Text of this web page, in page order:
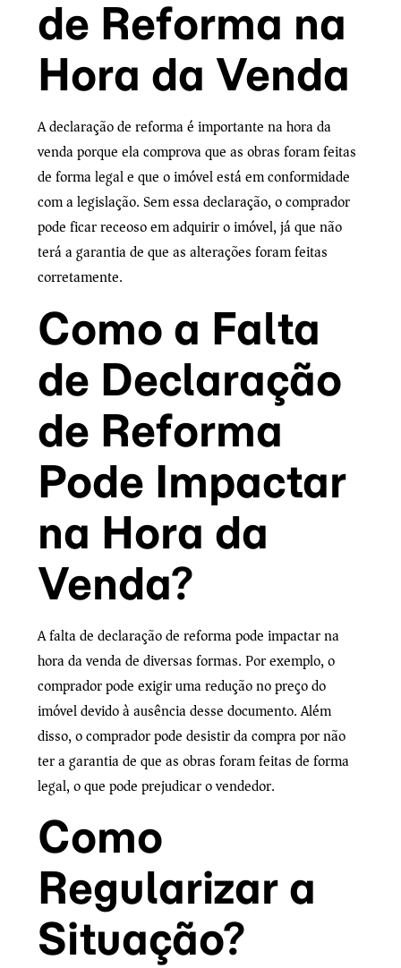
de Reforma na
Hora da Venda
A declaração de reforma é importante na hora da
venda porque ela comprova que as obras foram feitas
de forma legal e que o imóvel está em conformidade
com a legislação. Sem essa declaração, o comprador
pode ficar receoso em adquirir o imóvel, já que não
terá a garantia de que as alterações foram feitas
corretamente.
Como a Falta
de Declaração
de Reforma
Pode Impactar
na Hora da
Venda?
A falta de declaração de reforma pode impactar na
hora da venda de diversas formas. Por exemplo, o
comprador pode exigir uma redução no preço do
imóvel devido à ausência desse documento. Além
disso, o comprador pode desistir da compra por não
ter a garantia de que as obras foram feitas de forma
legal, o que pode prejudicar o vendedor.
Como
Regularizar a
Situação?